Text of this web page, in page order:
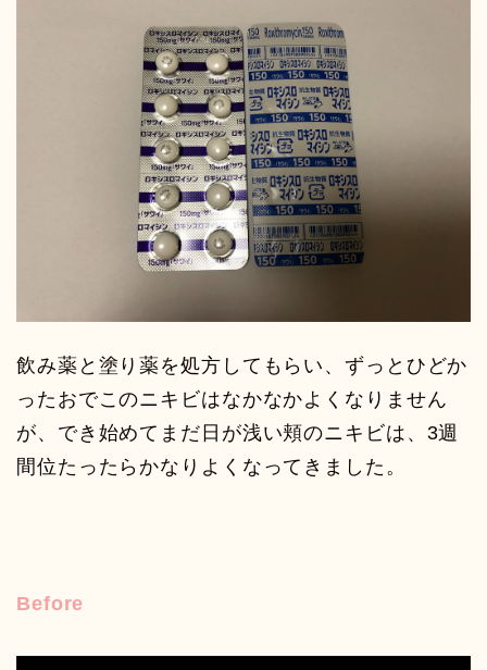
飲み薬と塗り薬を処方してもらい、ずっとひどか
ったおでこのニキビはなかなかよくなりません
が、でき始めてまだ日が浅い頬のニキビは、3週
間位たったらかなりよくなってきました。
Before